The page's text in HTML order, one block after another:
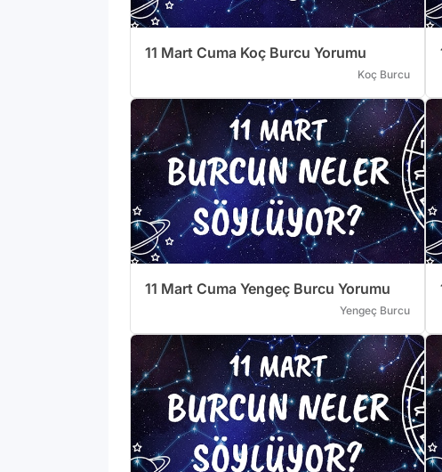
11 Mart Cuma Koç Burcu Yorumu
Koç Burcu
11 Mart Cuma Yengeç Burcu Yorumu
Yengeç Burcu